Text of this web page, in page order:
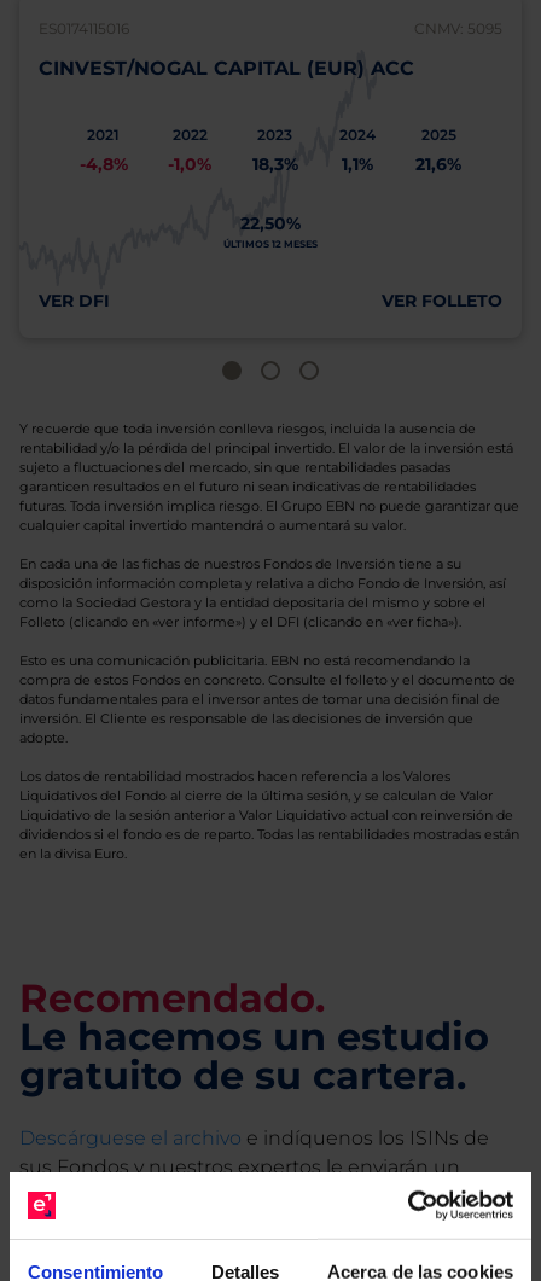
Consentimiento Detalles Acerca de las cookies
ES0174115016 CNMV: 5095
CINVEST/NOGAL CAPITAL (EUR) ACC
2021
-4,8%
2022
-1,0%
2023
18,3%
2024
1,1%
2025
21,6%
22,50%
ÚLTIMOS 12 MESES
VER DFI VER FOLLETO
Y recuerde que toda inversión conlleva riesgos, incluida la ausencia de
rentabilidad y/o la pérdida del principal invertido. El valor de la inversión está
sujeto a fluctuaciones del mercado, sin que rentabilidades pasadas
garanticen resultados en el futuro ni sean indicativas de rentabilidades
futuras. Toda inversión implica riesgo. El Grupo EBN no puede garantizar que
cualquier capital invertido mantendrá o aumentará su valor.
En cada una de las fichas de nuestros Fondos de Inversión tiene a su
disposición información completa y relativa a dicho Fondo de Inversión, así
como la Sociedad Gestora y la entidad depositaria del mismo y sobre el
Folleto (clicando en «ver informe») y el DFI (clicando en «ver ficha»).
Esto es una comunicación publicitaria. EBN no está recomendando la
compra de estos Fondos en concreto. Consulte el folleto y el documento de
datos fundamentales para el inversor antes de tomar una decisión final de
inversión. El Cliente es responsable de las decisiones de inversión que
adopte.
Los datos de rentabilidad mostrados hacen referencia a los Valores
Liquidativos del Fondo al cierre de la última sesión, y se calculan de Valor
Liquidativo de la sesión anterior a Valor Liquidativo actual con reinversión de
dividendos si el fondo es de reparto. Todas las rentabilidades mostradas están
en la divisa Euro.
Recomendado.
Le hacemos un estudio
gratuito de su cartera.
Descárguese el archivo e indíquenos los ISINs de
sus Fondos y nuestros expertos le enviarán un
estudio gratuito de sus alternativas de Clases
Limpias con las que podrá ahorrar en sus costes.